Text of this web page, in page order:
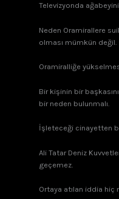
Televizyonda
Neden Oramirallere
olması mümkün değil.
Oramiralliğe
Bir kişinin bir
bir neden bulunmalı.
İşleteceği cinayetten
Ali Tatar Deniz
geçemez.
Ortaya atılan iddia hiç